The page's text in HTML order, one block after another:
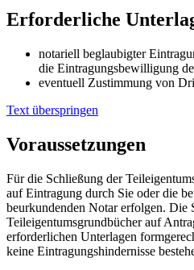
Erforderliche
notariell beglaubigter
die Eintragungsbewilligung
eventuell Zustimmung von
Text überspringen
Voraussetzungen
Für die Schließung der
auf Eintragung durch Sie oder die
beurkundenden Notar erfolgen. Die
Teileigentumsgrundbücher auf
erforderlichen Unterlagen
keine Eintragungshindernisse